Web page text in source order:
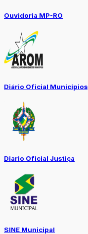
Ouvidoria MP-RO
Diário Oficial Municípios
Diario Oficial Justiça
SINE Municipal